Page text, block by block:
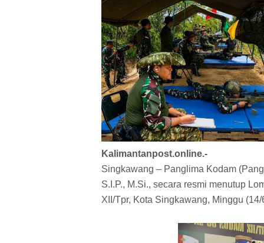
Kalimantanpost.online.-
Singkawang – Panglima Kodam
S.I.P., M.Si., secara resmi menutup
XII/Tpr, Kota Singkawang, Minggu (14/